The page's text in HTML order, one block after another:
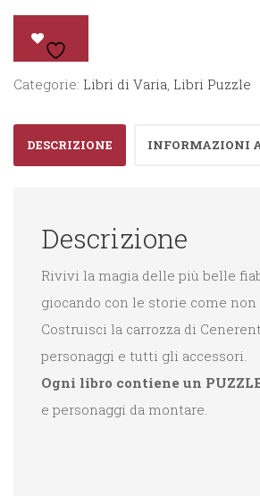
-
Hansel
Gretel
quantità
Categorie: Libri di Varia Libri Puzzle
DESCRIZIONE INFORMAZIONI
Descrizione
Rivivi la magia delle più belle
giocando con le storie come
Costruisci la carrozza di
personaggi e tutti gli accessori.
Ogni libro contiene un
e personaggi da montare.